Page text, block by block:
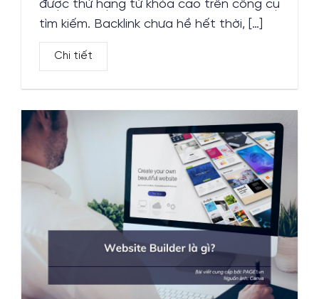
được thứ hạng từ khóa cao trên công cụ
tìm kiếm. Backlink chưa hề hết thời, […]
Chi tiết